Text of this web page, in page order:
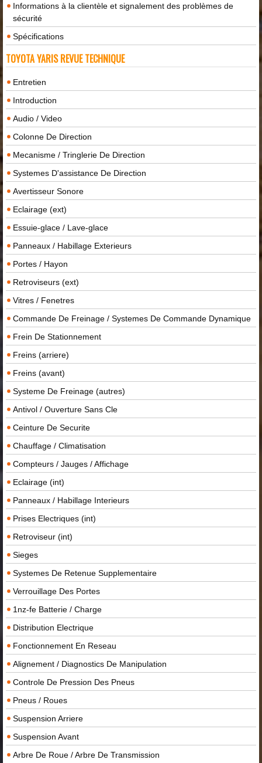
Informations à la clientèle et signalement des problèmes de
sécurité
Spécifications
TOYOTA YARIS REVUE TECHNIQUE
Entretien
Introduction
Audio / Video
Colonne De Direction
Mecanisme / Tringlerie De Direction
Systemes D'assistance De Direction
Avertisseur Sonore
Eclairage (ext)
Essuie-glace / Lave-glace
Panneaux / Habillage Exterieurs
Portes / Hayon
Retroviseurs (ext)
Vitres / Fenetres
Commande De Freinage / Systemes De Commande Dynamique
Frein De Stationnement
Freins (arriere)
Freins (avant)
Systeme De Freinage (autres)
Antivol / Ouverture Sans Cle
Ceinture De Securite
Chauffage / Climatisation
Compteurs / Jauges / Affichage
Eclairage (int)
Panneaux / Habillage Interieurs
Prises Electriques (int)
Retroviseur (int)
Sieges
Systemes De Retenue Supplementaire
Verrouillage Des Portes
1nz-fe Batterie / Charge
Distribution Electrique
Fonctionnement En Reseau
Alignement / Diagnostics De Manipulation
Controle De Pression Des Pneus
Pneus / Roues
Suspension Arriere
Suspension Avant
Arbre De Roue / Arbre De Transmission